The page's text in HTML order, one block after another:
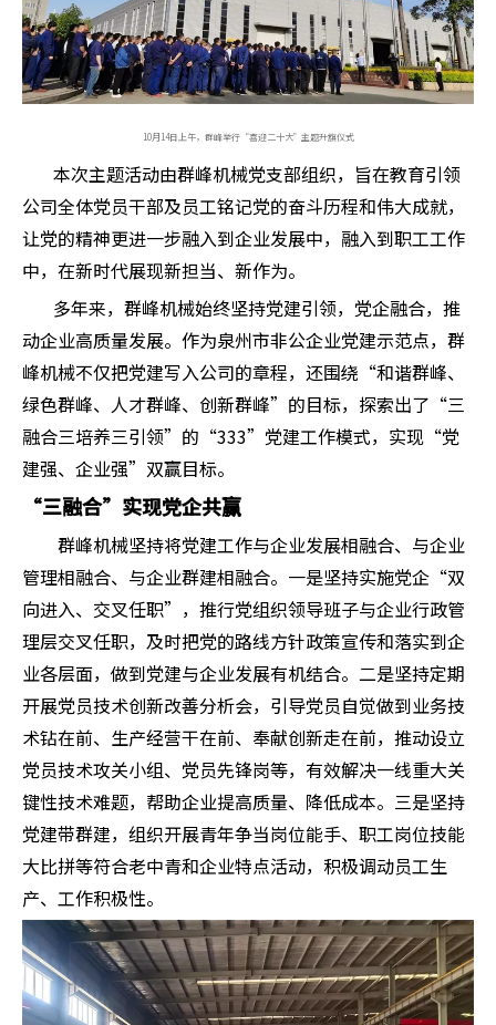
10月14日上午，群峰举行“喜迎二十大”主题升旗仪式
本次主题活动由群峰机械党支部组织，旨在教育引领
公司全体党员干部及员工铭记党的奋斗历程和伟大成就，
让党的精神更进一步融入到企业发展中，融入到职工工作
中，在新时代展现新担当、新作为。
多年来，群峰机械始终坚持党建引领，党企融合，推
动企业高质量发展。作为泉州市非公企业党建示范点，群
峰机械不仅把党建写入公司的章程，还围绕“和谐群峰、
绿色群峰、人才群峰、创新群峰”的目标，探索出了“三
融合三培养三引领”的“333”党建工作模式，实现“党
建强、企业强”双赢目标。
“三融合”实现党企共赢
群峰机械坚持将党建工作与企业发展相融合、与企业
管理相融合、与企业群建相融合。一是坚持实施党企“双
向进入、交叉任职”，推行党组织领导班子与企业行政管
理层交叉任职，及时把党的路线方针政策宣传和落实到企
业各层面，做到党建与企业发展有机结合。二是坚持定期
开展党员技术创新改善分析会，引导党员自觉做到业务技
术钻在前、生产经营干在前、奉献创新走在前，推动设立
党员技术攻关小组、党员先锋岗等，有效解决一线重大关
键性技术难题，帮助企业提高质量、降低成本。三是坚持
党建带群建，组织开展青年争当岗位能手、职工岗位技能
大比拼等符合老中青和企业特点活动，积极调动员工生
产、工作积极性。